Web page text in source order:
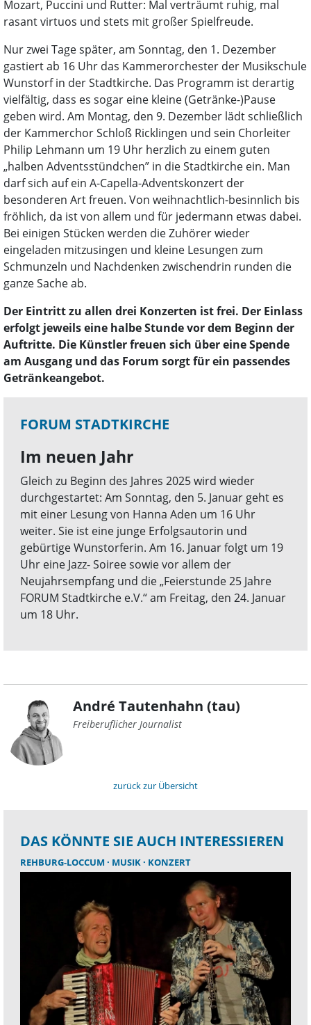
Mozart, Puccini und Rutter: Mal verträumt ruhig, mal
rasant virtuos und stets mit großer Spielfreude.
Nur zwei Tage später, am Sonntag, den 1. Dezember
gastiert ab 16 Uhr das Kammerorchester der Musikschule
Wunstorf in der Stadtkirche. Das Programm ist derartig
vielfältig, dass es sogar eine kleine (Getränke-)Pause
geben wird. Am Montag, den 9. Dezember lädt schließlich
der Kammerchor Schloß Ricklingen und sein Chorleiter
Philip Lehmann um 19 Uhr herzlich zu einem guten
„halben Adventsstündchen” in die Stadtkirche ein. Man
darf sich auf ein A-Capella-Adventskonzert der
besonderen Art freuen. Von weihnachtlich-besinnlich bis
fröhlich, da ist von allem und für jedermann etwas dabei.
Bei einigen Stücken werden die Zuhörer wieder
eingeladen mitzusingen und kleine Lesungen zum
Schmunzeln und Nachdenken zwischendrin runden die
ganze Sache ab.
Der Eintritt zu allen drei Konzerten ist frei. Der Einlass
erfolgt jeweils eine halbe Stunde vor dem Beginn der
Auftritte. Die Künstler freuen sich über eine Spende
am Ausgang und das Forum sorgt für ein passendes
Getränkeangebot.
FORUM STADTKIRCHE
Im neuen Jahr
Gleich zu Beginn des Jahres 2025 wird wieder
durchgestartet: Am Sonntag, den 5. Januar geht es
mit einer Lesung von Hanna Aden um 16 Uhr
weiter. Sie ist eine junge Erfolgsautorin und
gebürtige Wunstorferin. Am 16. Januar folgt um 19
Uhr eine Jazz- Soiree sowie vor allem der
Neujahrsempfang und die „Feierstunde 25 Jahre
FORUM Stadtkirche e.V.“ am Freitag, den 24. Januar
um 18 Uhr.
André Tautenhahn (tau)
Freiberuflicher Journalist
zurück zur Übersicht
DAS KÖNNTE SIE AUCH INTERESSIEREN
REHBURG-LOCCUM MUSIK KONZERT